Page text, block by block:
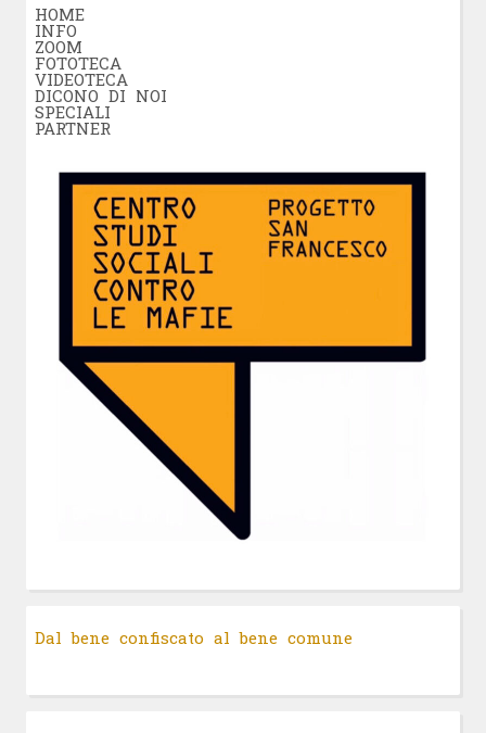
HOME
INFO
ZOOM
FOTOTECA
VIDEOTECA
DICONO DI NOI
SPECIALI
PARTNER
Dal bene confiscato al bene comune